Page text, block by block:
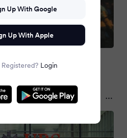
aus Zürich in die
Up With Google
Up With Apple
Login